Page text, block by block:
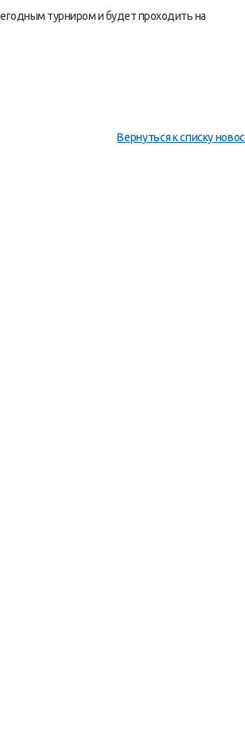
турниром и будет проходить на
Вернуться к списку